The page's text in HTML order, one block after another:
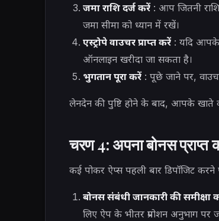
जमा राशि दर्ज करें: आप जितनी
जमा सीमा को ध्यान में रखें।
एस्ट्रोपे वाउचर प्राप्त करें: यदि आपके
ऑनलाइन खरीदा जा सकता है।
भुगतान पूरा करें: पूछे जाने पर,
लेनदेन की पुष्टि होने के बाद, आपके खाते
चरण 4: अपना बोनस प्राप्त
कई पोकर ऐप्स पहली बार डिपॉजिट करने
बोनस संबंधी जानकारी की समीक्षा
लिए ऐप के भीतर प्रमोशन अनुभाग पर